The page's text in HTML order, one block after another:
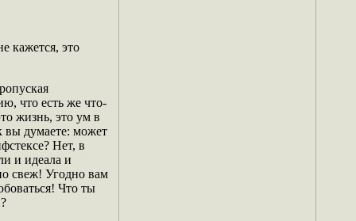
кажется, это
что есть же что-
жизнь, это ум в
вы думаете: может
Нет, в
и идеала и
свеж! Угодно вам
Что ты